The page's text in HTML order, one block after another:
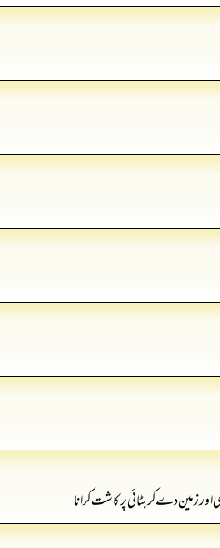
زمین دے کر بٹائی پر کاشت کرانا